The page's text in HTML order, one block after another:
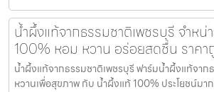
น้ำผึ้งแท้จากธรรมชาติเพชรบุรี จำหน่
100% หอม หวาน อร่อยสดชื่น ราคา
น้ำผึ้งแท้จากธรรมชาติเพชรบุรี ฟาร์มน้ำผึ้งแท้จาก
หวานเพื่อสุขภาพ กับ น้ำผึ้งแท้ 100% ประโยชน์มา